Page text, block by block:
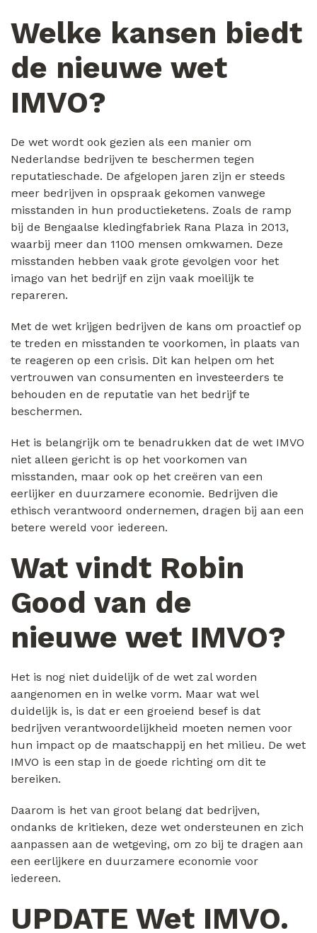
Welke kansen biedt
de nieuwe wet
IMVO?
De wet wordt ook gezien als een manier om
Nederlandse bedrijven te beschermen tegen
reputatieschade. De afgelopen jaren zijn er steeds
meer bedrijven in opspraak gekomen vanwege
misstanden in hun productieketens. Zoals de ramp
bij de Bengaalse kledingfabriek Rana Plaza in 2013,
waarbij meer dan 1100 mensen omkwamen. Deze
misstanden hebben vaak grote gevolgen voor het
imago van het bedrijf en zijn vaak moeilijk te
repareren.
Met de wet krijgen bedrijven de kans om proactief op
te treden en misstanden te voorkomen, in plaats van
te reageren op een crisis. Dit kan helpen om het
vertrouwen van consumenten en investeerders te
behouden en de reputatie van het bedrijf te
beschermen.
Het is belangrijk om te benadrukken dat de wet IMVO
niet alleen gericht is op het voorkomen van
misstanden, maar ook op het creëren van een
eerlijker en duurzamere economie. Bedrijven die
ethisch verantwoord ondernemen, dragen bij aan een
betere wereld voor iedereen.
Wat vindt Robin
Good van de
nieuwe wet IMVO?
Het is nog niet duidelijk of de wet zal worden
aangenomen en in welke vorm. Maar wat wel
duidelijk is, is dat er een groeiend besef is dat
bedrijven verantwoordelijkheid moeten nemen voor
hun impact op de maatschappij en het milieu. De wet
IMVO is een stap in de goede richting om dit te
bereiken.
Daarom is het van groot belang dat bedrijven,
ondanks de kritieken, deze wet ondersteunen en zich
aanpassen aan de wetgeving, om zo bij te dragen aan
een eerlijkere en duurzamere economie voor
iedereen.
UPDATE Wet IMVO.